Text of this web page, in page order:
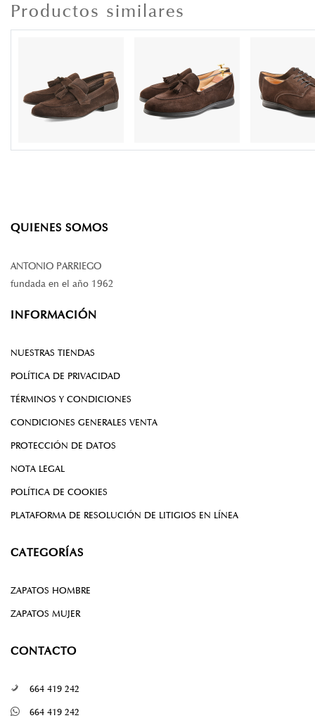
Productos similares
QUIENES SOMOS
ANTONIO PARRIEGO
fundada en el año 1962
INFORMACIÓN
NUESTRAS TIENDAS
POLÍTICA DE PRIVACIDAD
TÉRMINOS Y CONDICIONES
CONDICIONES GENERALES VENTA
PROTECCIÓN DE DATOS
NOTA LEGAL
POLÍTICA DE COOKIES
PLATAFORMA DE RESOLUCIÓN DE LITIGIOS EN LÍNEA
CATEGORÍAS
ZAPATOS HOMBRE
ZAPATOS MUJER
CONTACTO
664 419 242
664 419 242